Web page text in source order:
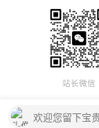
站长微信
欢迎您留下宝